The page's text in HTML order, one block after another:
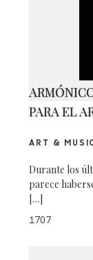
PARA EL
ART &
Durante los
parece
[…]
1707